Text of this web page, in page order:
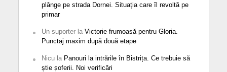
plânge pe strada Dornei. Situația care îl revoltă pe
primar
Un suporterla Victorie frumoasă pentru Gloria.
Punctaj maxim după două etape
Nicula Panouri la intrările în Bistrița. Ce trebuie să
știe șoferii. Noi verificări